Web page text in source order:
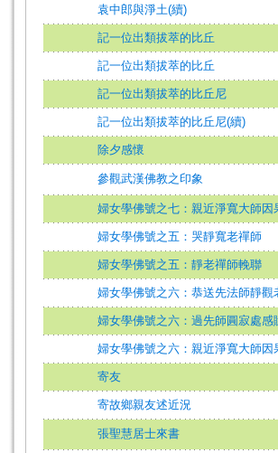
袁中郎與淨土(續)
記一位出類拔萃的比丘
記一位出類拔萃的比丘
記一位出類拔萃的比丘尼
記一位出類拔萃的比丘尼(續)
除夕感懷
參觀武漢佛教之印象
婦女學佛號之七：親近淨寬大師因
婦女學佛號之五：哭靜寬老禪師
婦女學佛號之五：靜老禪師輓聯
婦女學佛號之六：恭送先法師靜
婦女學佛號之六：過先師圓寂處感
婦女學佛號之六：親近淨寬大師因
寄友
寄故鄉親友述近況
張聖慧居士來書